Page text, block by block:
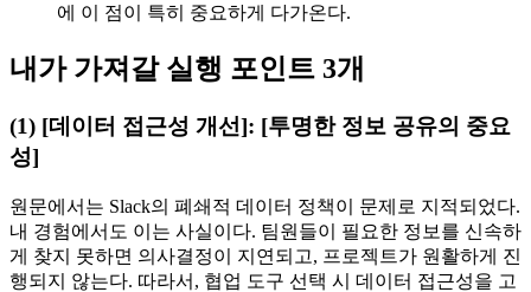
에 이 점이 특히 중요하게 다가온다.
내가 가져갈 실행 포인트 3개
(1) [데이터 접근성 개선]: [투명한 정보 공유의 중요
성]
원문에서는 Slack의 폐쇄적 데이터 정책이 문제로 지적되었다.
내 경험에서도 이는 사실이다. 팀원들이 필요한 정보를 신속하
게 찾지 못하면 의사결정이 지연되고, 프로젝트가 원활하게 진
행되지 않는다. 따라서, 협업 도구 선택 시 데이터 접근성을 고